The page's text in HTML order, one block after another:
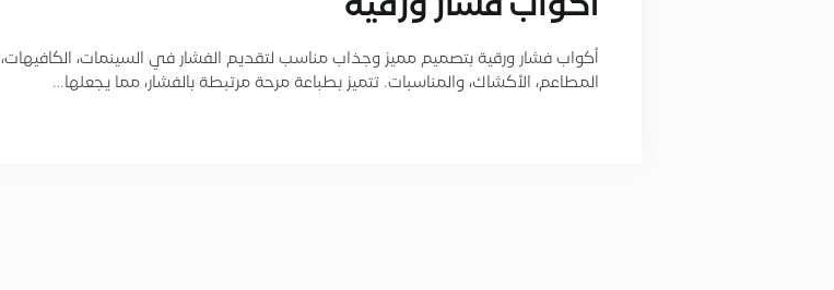
أكواب فشار ورقية
أكواب فشار ورقية بتصميم مميز وجذاب مناسب لتقديم الفشار في السينمات، الكافيهات،
المطاعم، الأكشاك، والمناسبات. تتميز بطباعة مرحة مرتبطة بالفشار، مما يجعلها…